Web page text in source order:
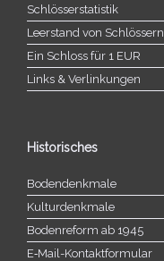
Schlösserstatistik
Leerstand von Schlössern
Ein Schloss für 1 EUR
Links & Verlinkungen
Historisches
Bodendenkmale
Kulturdenkmale
Bodenreform ab 1945
E‑Mail-​​Kontaktformular